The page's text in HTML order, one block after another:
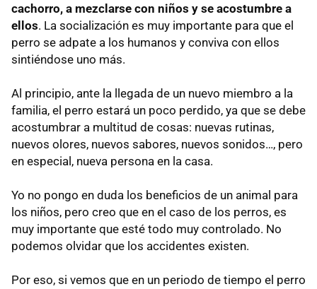
cachorro, a mezclarse con niños y se acostumbre a
ellos. La socialización es muy importante para que el
perro se adpate a los humanos y conviva con ellos
sintiéndose uno más.
Al principio, ante la llegada de un nuevo miembro a la
familia, el perro estará un poco perdido, ya que se debe
acostumbrar a multitud de cosas: nuevas rutinas,
nuevos olores, nuevos sabores, nuevos sonidos…, pero
en especial, nueva persona en la casa.
Yo no pongo en duda los beneficios de un animal para
los niños, pero creo que en el caso de los perros, es
muy importante que esté todo muy controlado. No
podemos olvidar que los accidentes existen.
Por eso, si vemos que en un periodo de tiempo el perro